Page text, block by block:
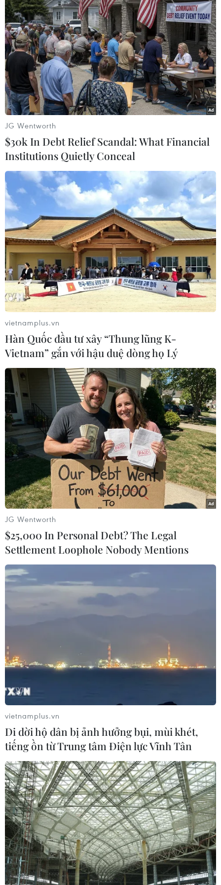
Theo dõi VietnamPlus
Hàn Quốc: Tòa án Hiến pháp bãi miễn
chức vụ Tổng thống của ông Yoon Suk Yeol
04/04/2025 04:16
Tòa án Hiến pháp xác định toàn bộ các căn cứ để ban
bố thiết quân luật đều vi phạm luật hoặc không đáp
ứng yêu cầu cần thiết và tuyên bãi miễn chức vụ Tổng
thống của ông Yoon Suk Yeol.
Vụ phế truất Tổng thống ở Hàn Quốc:
Đảng cầm quyền chấp nhận phán quyết
nhận "hoàn toàn trách nhiệm," đồng thời khẳng định
việc tôn trọng quyết định của tòa án là "cách để bảo vệ
nền dân chủ và pháp quyền."
Tòa án Hàn Quốc tuyên Tổng thống Yoon
Suk Yeol vi phạm Hiến pháp
JG Wentworth
$30k In Debt Relief Scandal: What Financial
Institutions Quietly Conceal
vietnamplus.vn
Hàn Quốc đầu tư xây “Thung lũng K-
Vietnam” gắn với hậu duệ dòng họ Lý
JG Wentworth
$25,000 In Personal Debt? The Legal
Settlement Loophole Nobody Mentions
vietnamplus.vn
Di dời hộ dân bị ảnh hưởng bụi, mùi khét,
tiếng ồn từ Trung tâm Điện lực Vĩnh Tân